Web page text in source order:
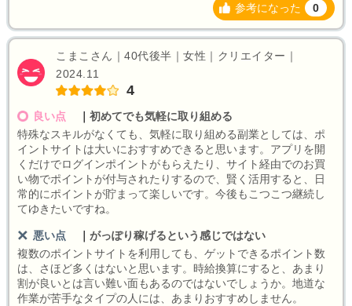
参考になった 0
こまこさん｜40代後半｜女性｜クリエイター｜
2024.11
4
良い点
初めてでも気軽に取り組める
特殊なスキルがなくても、気軽に取り組める副業としては、ポ
イントサイトは大いにおすすめできると思います。アプリを開
くだけでログインポイントがもらえたり、サイト経由でのお買
い物でポイントが付与されたりするので、賢く活用すると、日
常的にポイントが貯まって楽しいです。今後もこつこつ継続し
てゆきたいですね。
悪い点
がっぽり稼げるという感じではない
複数のポイントサイトを利用しても、ゲットできるポイント数
は、さほど多くはないと思います。時給換算にすると、あまり
割が良いとは言い難い面もあるのではないでしょうか。地道な
作業が苦手なタイプの人には、あまりおすすめしません。